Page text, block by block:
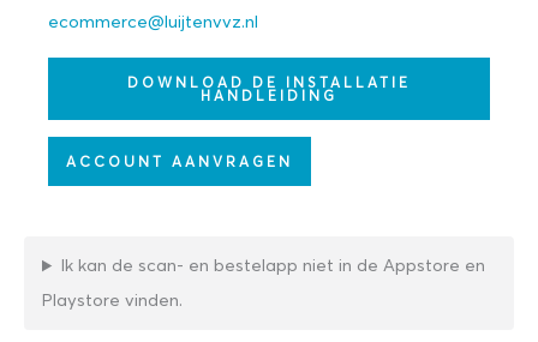
ecommerce@luijtenvvz.nl
DOWNLOAD DE INSTALLATIE
HANDLEIDING
ACCOUNT AANVRAGEN
Ik kan de scan- en bestelapp niet in de Appstore en
Playstore vinden.